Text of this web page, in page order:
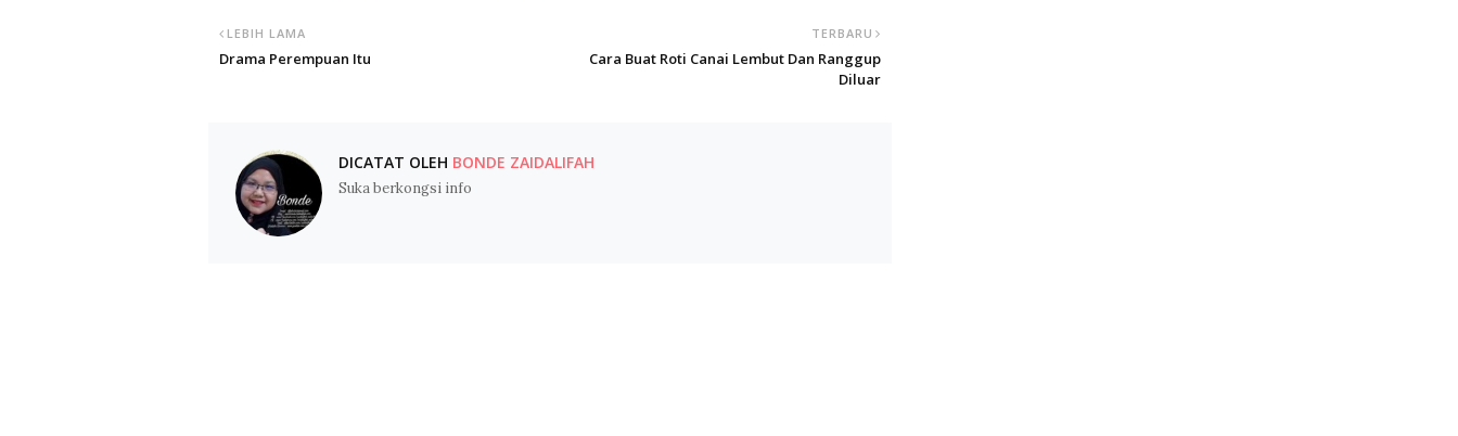
TERBARU
Cara Buat Roti Canai Lembut Dan Ranggup
Diluar
LEBIH LAMA
Drama Perempuan Itu
DICATAT OLEH BONDE ZAIDALIFAH
Suka berkongsi info